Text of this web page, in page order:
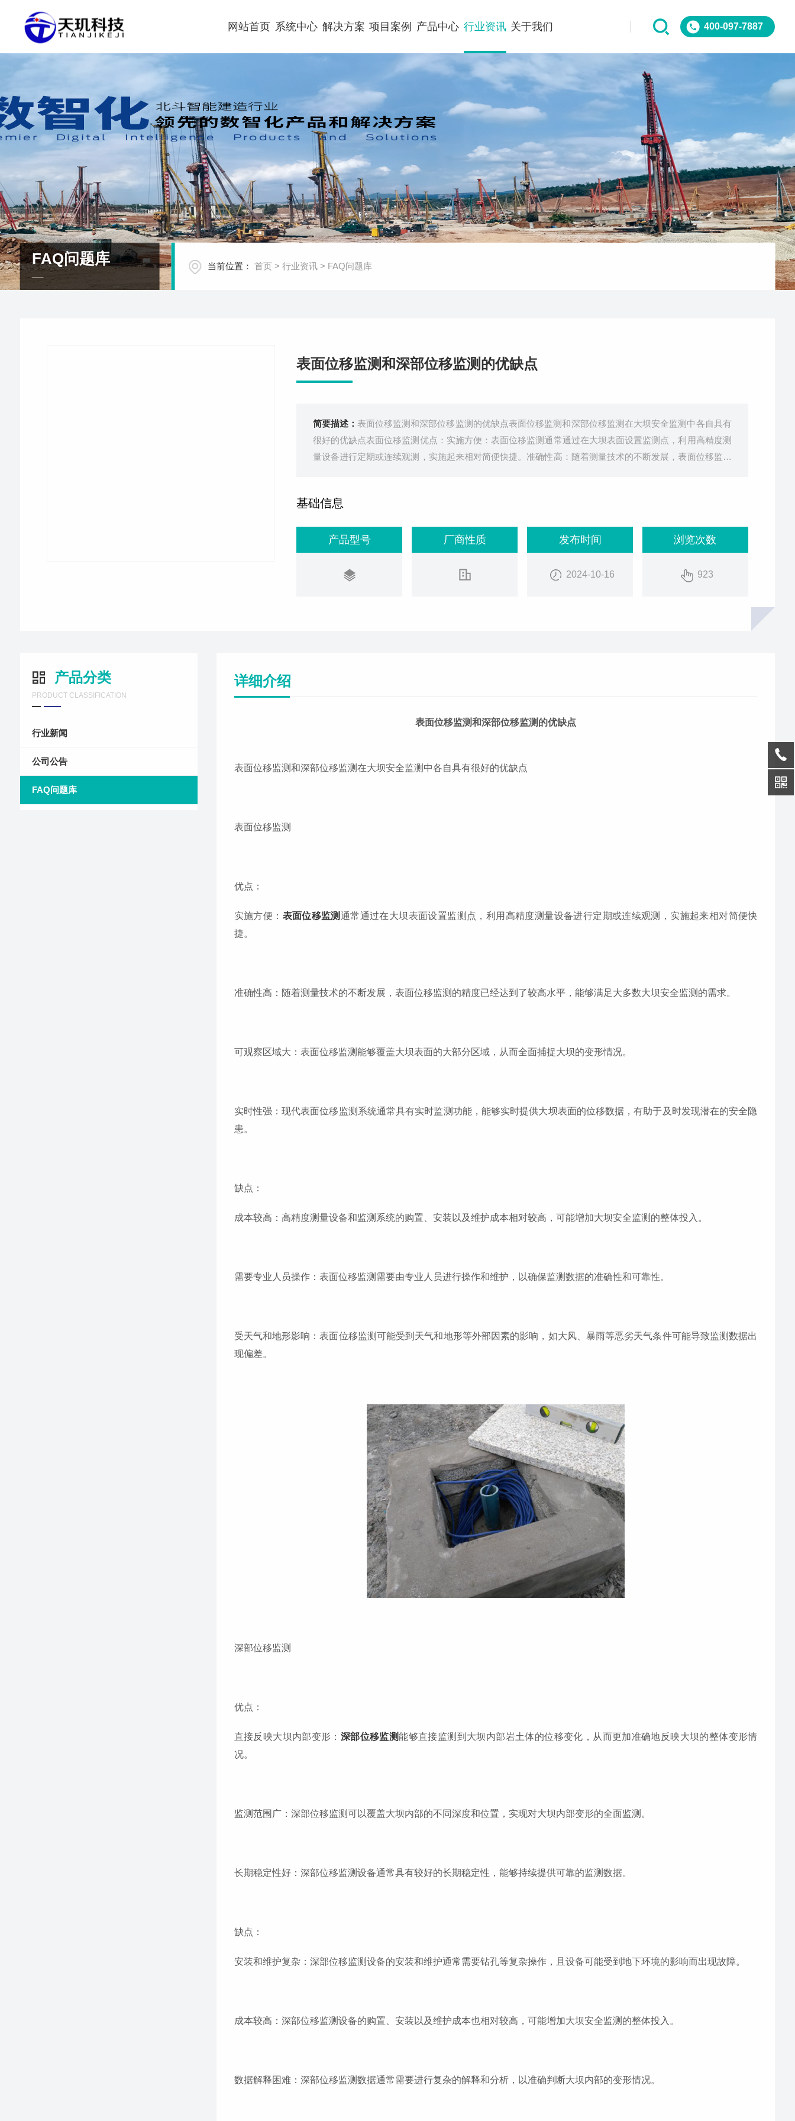
400-097-7887
网站首页 系统中心 解决方案 项目案例 产品中心 行业资讯 关于我们
FAQ问题库 当前位置： 首页 > 行业资讯> FAQ问题库
表面位移监测和深部位移监测的优缺点
简要描述： 表面位移监测和深部位移监测的优缺点表面位移监测和深部位移监测在大坝安全监测中各自具有
很好的优缺点表面位移监测优点：实施方便：表面位移监测通常通过在大坝表面设置监测点，利用高精度测
量设备进行定期或连续观测，实施起来相对简便快捷。准确性高：随着测量技术的不断发展，表面位移监测
基础信息
产品型号 厂商性质 发布时间
2024-10-16
浏览次数
923
产品分类
PRODUCT CLASSIFICATION
行业新闻
公司公告
FAQ问题库
详细介绍
表面位移监测和深部位移监测的优缺点
表面位移监测和深部位移监测在大坝安全监测中各自具有很好的优缺点
表面位移监测
优点：
实施方便： 表面位移监测 通常通过在大坝表面设置监测点，利用高精度测量设备进行定期或连续观测，实施起来相对简便快
捷。
准确性高：随着测量技术的不断发展，表面位移监测的精度已经达到了较高水平，能够满足大多数大坝安全监测的需求。
可观察区域大：表面位移监测能够覆盖大坝表面的大部分区域，从而全面捕捉大坝的变形情况。
实时性强：现代表面位移监测系统通常具有实时监测功能，能够实时提供大坝表面的位移数据，有助于及时发现潜在的安全隐
患。
缺点：
成本较高：高精度测量设备和监测系统的购置、安装以及维护成本相对较高，可能增加大坝安全监测的整体投入。
需要专业人员操作：表面位移监测需要由专业人员进行操作和维护，以确保监测数据的准确性和可靠性。
受天气和地形影响：表面位移监测可能受到天气和地形等外部因素的影响，如大风、暴雨等恶劣天气条件可能导致监测数据出
现偏差。
深部位移监测
优点：
直接反映大坝内部变形： 深部位移监测能够直接监测到大坝内部岩土体的位移变化，从而更加准确地反映大坝的整体变形情
况。
监测范围广：深部位移监测可以覆盖大坝内部的不同深度和位置，实现对大坝内部变形的全面监测。
长期稳定性好：深部位移监测设备通常具有较好的长期稳定性，能够持续提供可靠的监测数据。
缺点：
安装和维护复杂：深部位移监测设备的安装和维护通常需要钻孔等复杂操作，且设备可能受到地下环境的影响而出现故障。
成本较高：深部位移监测设备的购置、安装以及维护成本也相对较高，可能增加大坝安全监测的整体投入。
数据解释困难：深部位移监测数据通常需要进行复杂的解释和分析，以准确判断大坝内部的变形情况。